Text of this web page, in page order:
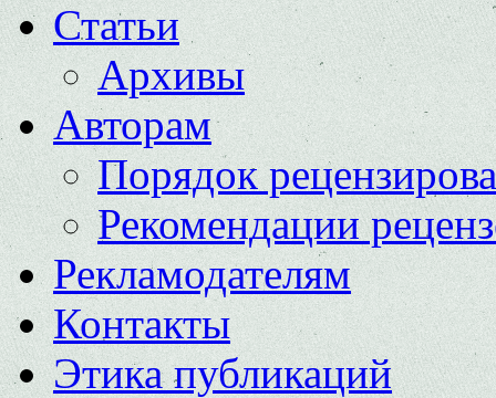
Статьи
Архивы
Авторам
Порядок
Рекомендации
Рекламодателям
Контакты
Этика публикаций